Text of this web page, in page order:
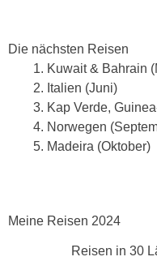
Die nächsten Reisen
Kuwait & Bahrain
Italien (Juni)
Kap Verde,
Norwegen
Madeira (Oktober)
Meine Reisen 2024
Reisen in 30